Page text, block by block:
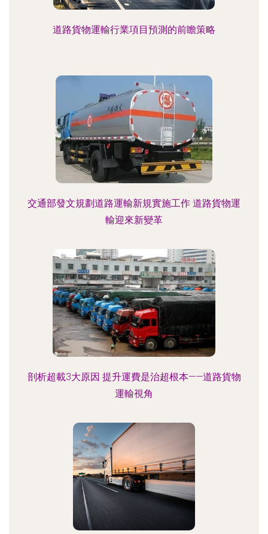
道路貨物運輸行業項目預測的前瞻策略
交通部發文規劃道路運輸新規實施工作 道路貨物運
輸迎來新變革
剖析超載3大原因 提升運費是治超根本——道路貨物
運輸視角